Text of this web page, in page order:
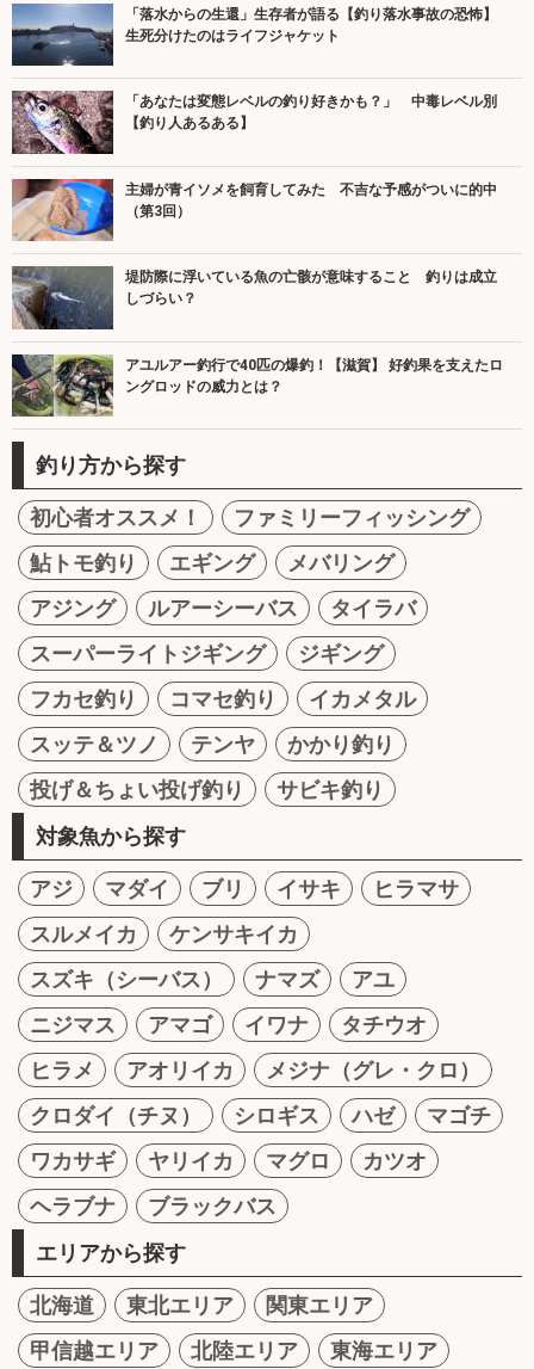
「落水からの生還」生存者が語る【釣り落水事故の恐怖】
生死分けたのはライフジャケット
「あなたは変態レベルの釣り好きかも？」 中毒レベル別
【釣り人あるある】
主婦が青イソメを飼育してみた 不吉な予感がついに的中
（第3回）
堤防際に浮いている魚の亡骸が意味すること 釣りは成立
しづらい？
アユルアー釣行で40匹の爆釣！【滋賀】 好釣果を支えたロ
ングロッドの威力とは？
釣り方から探す
初心者オススメ！
ファミリーフィッシング
鮎トモ釣り
エギング
メバリング
アジング
ルアーシーバス
タイラバ
スーパーライトジギング
ジギング
フカセ釣り
コマセ釣り
イカメタル
スッテ＆ツノ
テンヤ
かかり釣り
投げ＆ちょい投げ釣り
サビキ釣り
対象魚から探す
アジ マダイ ブリ イサキ
ヒラマサ
スルメイカ
ケンサキイカ
スズキ（シーバス）
ナマズ
アユ
ニジマス
アマゴ イワナ
タチウオ
ヒラメ
アオリイカ
メジナ（グレ・クロ）
クロダイ（チヌ）
シロギス ハゼ
マゴチ
ワカサギ
ヤリイカ マグロ
カツオ
ヘラブナ
ブラックバス
エリアから探す
北海道 東北エリア
関東エリア
甲信越エリア
北陸エリア
東海エリア